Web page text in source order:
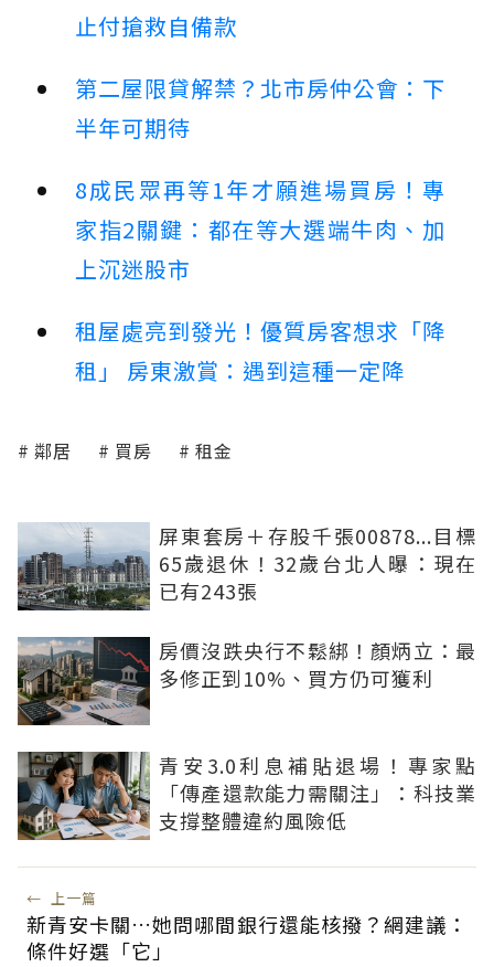
止付搶救自備款
第二屋限貸解禁？北市房仲公會：下
半年可期待
8成民眾再等1年才願進場買房！專
家指2關鍵：都在等大選端牛肉、加
上沉迷股市
租屋處亮到發光！優質房客想求「降
租」 房東激賞：遇到這種一定降
鄰居 買房 租金
屏東套房＋存股千張00878...目標
65歲退休！32歲台北人曝：現在
已有243張
房價沒跌央行不鬆綁！顏炳立：最
多修正到10%、買方仍可獲利
青安3.0利息補貼退場！專家點
「傳產還款能力需關注」：科技業
支撐整體違約風險低
← 上一篇
新青安卡關…她問哪間銀行還能核撥？網建議：
條件好選「它」